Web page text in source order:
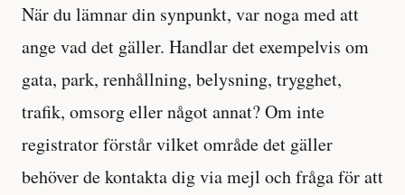
När du lämnar din synpunkt, var noga med att
ange vad det gäller. Handlar det exempelvis om
gata, park, renhållning, belysning, trygghet,
trafik, omsorg eller något annat? Om inte
registrator förstår vilket område det gäller
behöver de kontakta dig via mejl och fråga för att